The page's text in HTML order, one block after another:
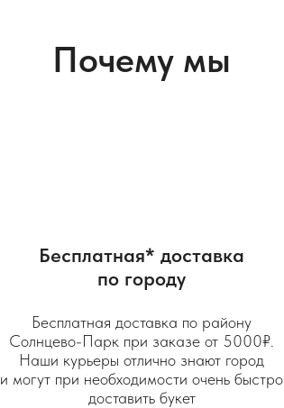
Почему мы
Бесплатная* доставка
по городу
Бесплатная доставка по району
Солнцево-Парк при заказе от 5000₽.
Наши курьеры отлично знают город
и могут при необходимости очень быстро
доставить букет